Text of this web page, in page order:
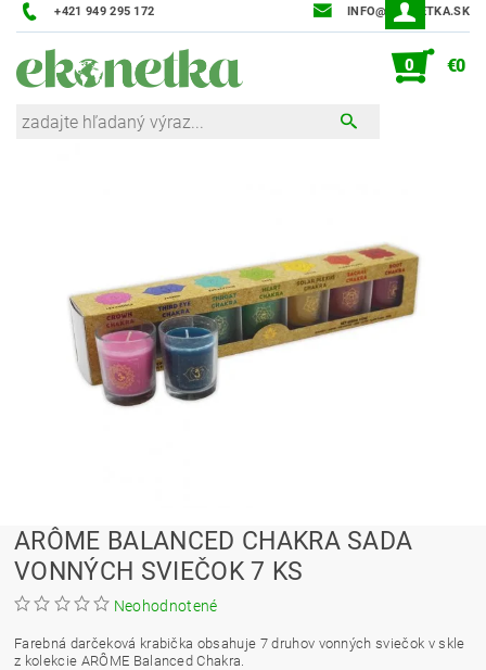
+421 949 295 172 INFO@EKONETKA.SK
0 €0
ARÔME BALANCED CHAKRA SADA
VONNÝCH SVIEČOK 7 KS
Neohodnotené
Farebná darčeková krabička obsahuje 7 druhov vonných sviečok v skle
z kolekcie ARÔME Balanced Chakra.